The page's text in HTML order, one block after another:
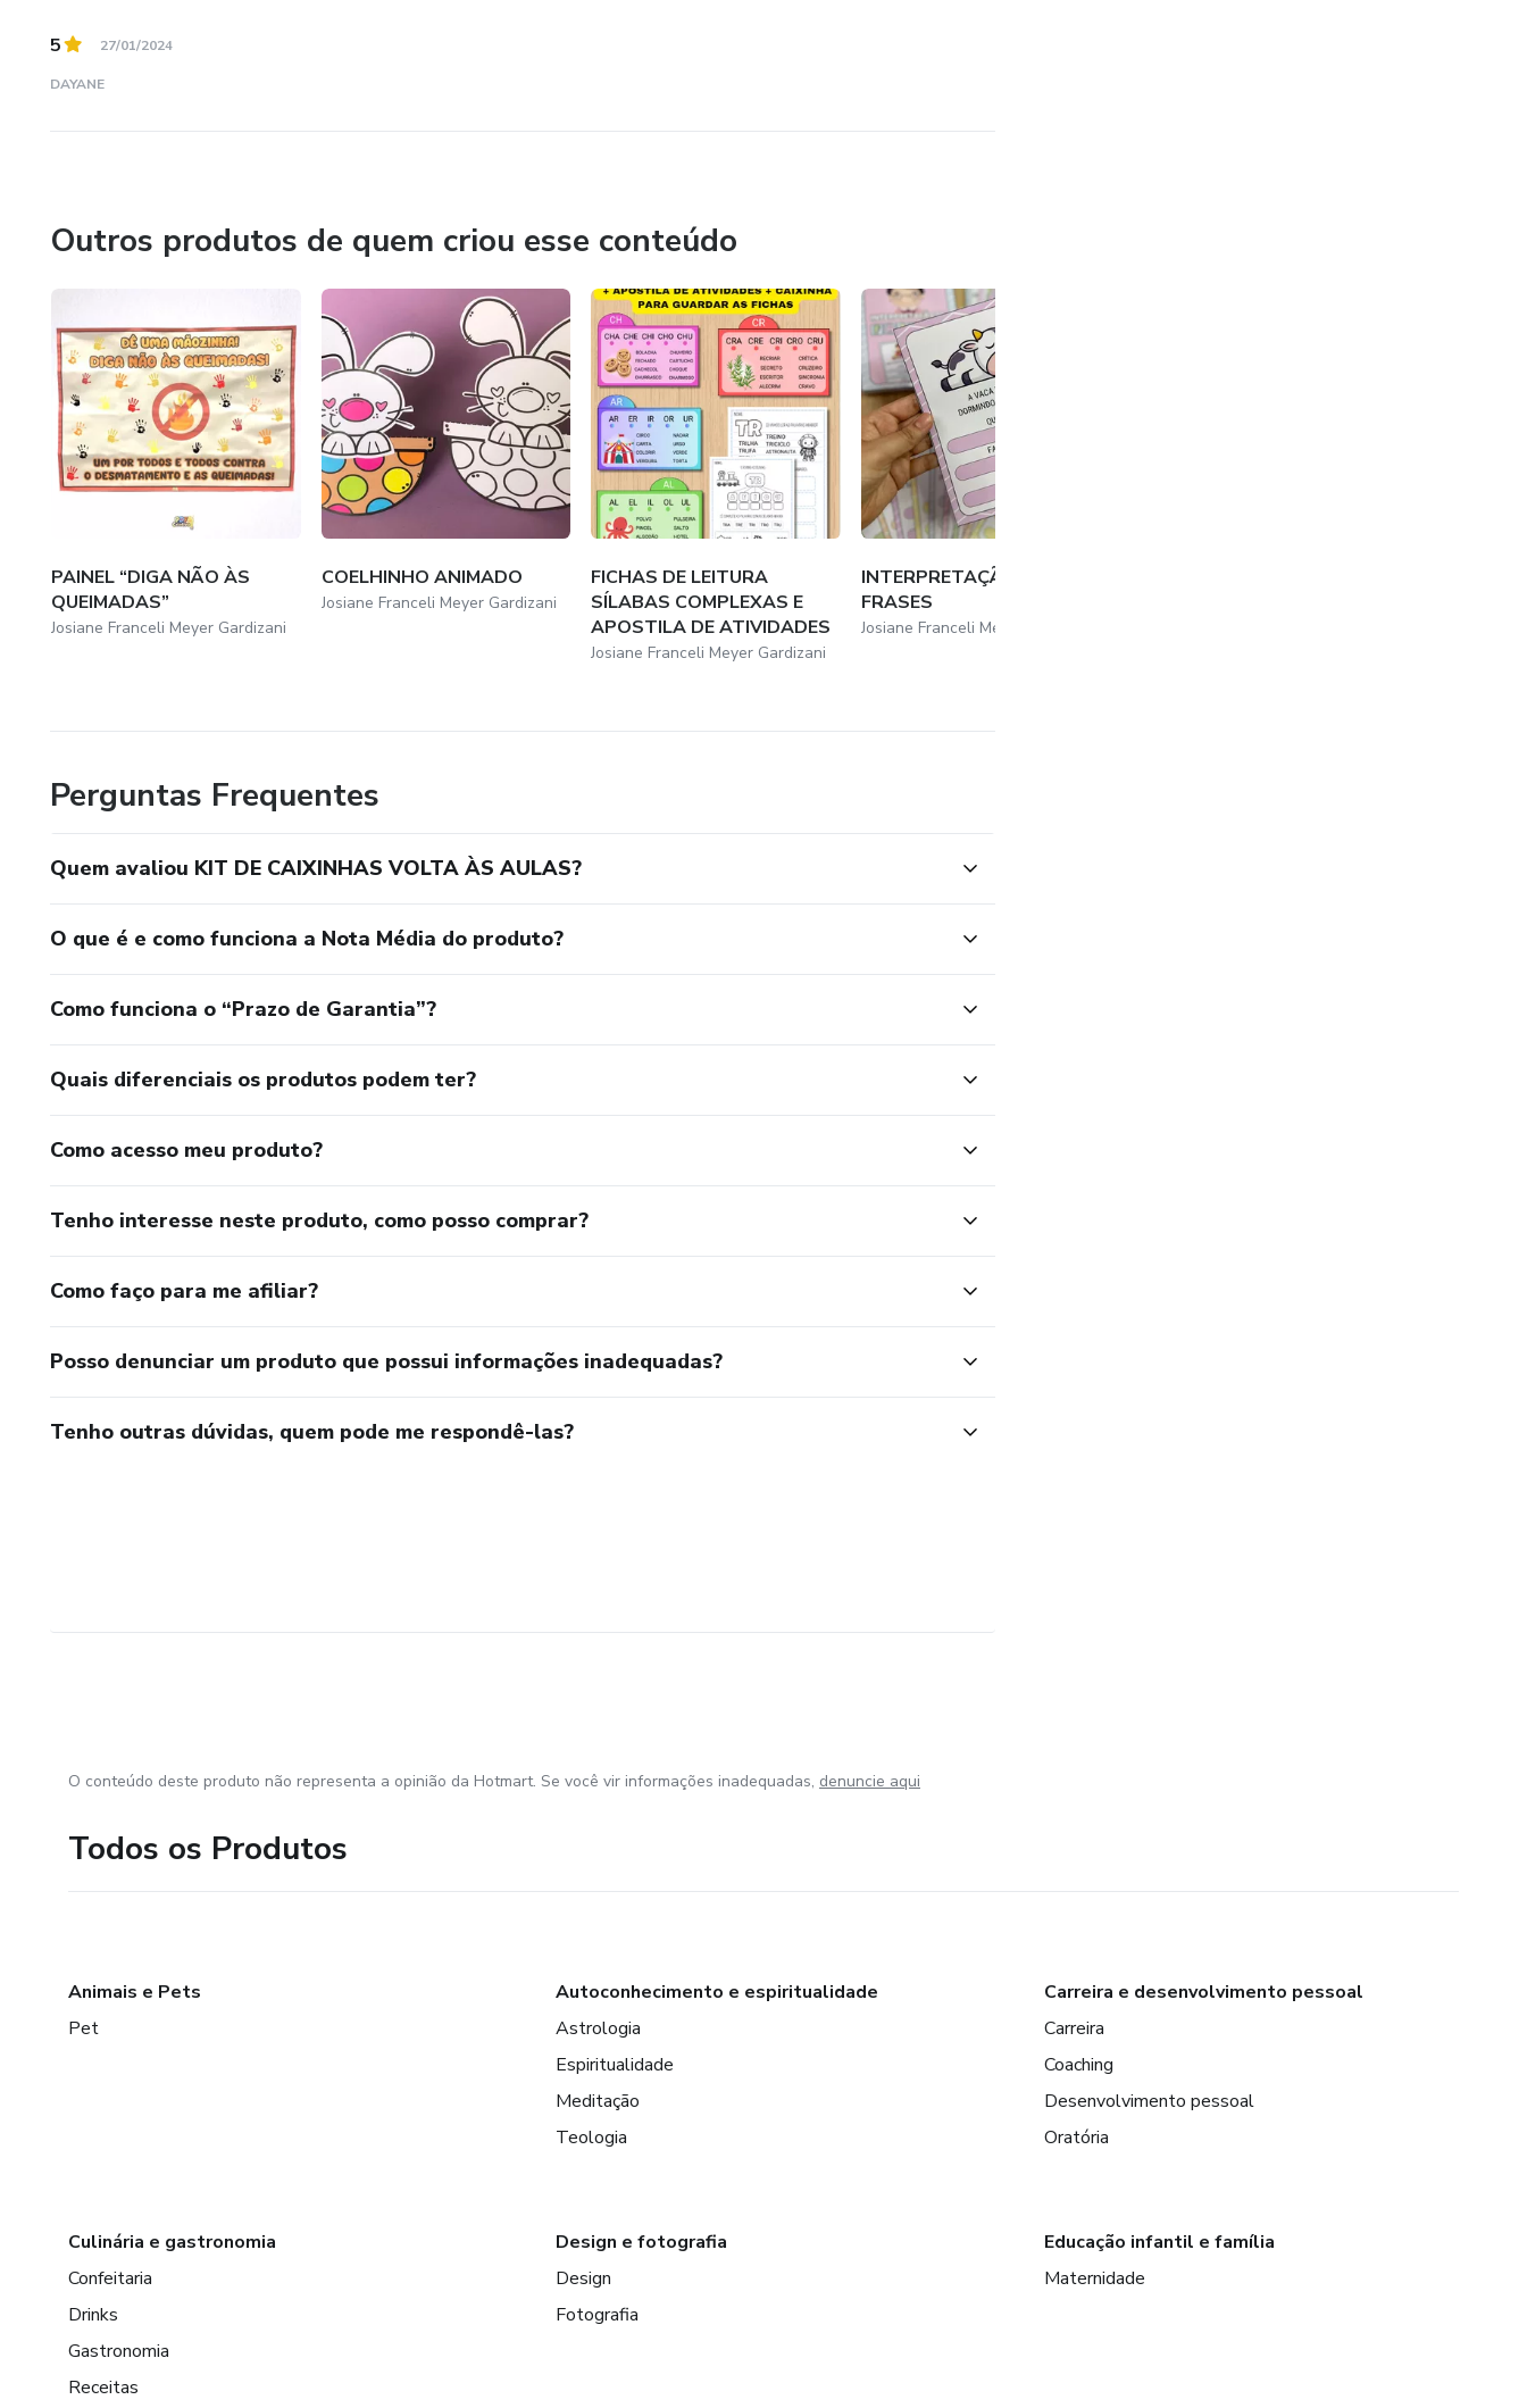
5 27/01/2024
DAYANE
Outros produtos de quem criou esse conteúdo
PAINEL “DIGA NÃO ÀS
QUEIMADAS”
Josiane Franceli Meyer Gardizani
COELHINHO ANIMADO
Josiane Franceli Meyer Gardizani
FICHAS DE LEITURA
SÍLABAS COMPLEXAS E
APOSTILA DE ATIVIDADES
Josiane Franceli Meyer Gardizani
INTERPRETAÇÃO DE
FRASES
Josiane Franceli Meyer Gardizani
Perguntas Frequentes
Quem avaliou KIT DE CAIXINHAS VOLTA ÀS AULAS?
O que é e como funciona a Nota Média do produto?
Como funciona o “Prazo de Garantia”?
Quais diferenciais os produtos podem ter?
Como acesso meu produto?
Tenho interesse neste produto, como posso comprar?
Como faço para me afiliar?
Posso denunciar um produto que possui informações inadequadas?
Tenho outras dúvidas, quem pode me respondê-las?
O conteúdo deste produto não representa a opinião da Hotmart. Se você vir informações inadequadas, denuncie aqui
Todos os Produtos
Animais e Pets
Pet
Autoconhecimento e espiritualidade
Astrologia
Espiritualidade
Meditação
Teologia
Carreira e desenvolvimento pessoal
Carreira
Coaching
Desenvolvimento pessoal
Oratória
Culinária e gastronomia
Confeitaria
Drinks
Gastronomia
Receitas
Design e fotografia
Design
Fotografia
Educação infantil e família
Maternidade